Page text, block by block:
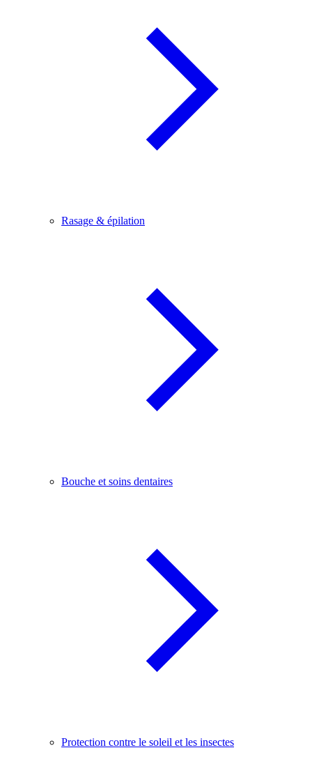
Rasage & épilation
Bouche et soins dentaires
Protection contre le soleil et les insectes